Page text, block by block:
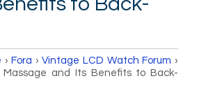
› Fora › Vintage LCD Watch Forum ›
Massage and Its Benefits to Back-